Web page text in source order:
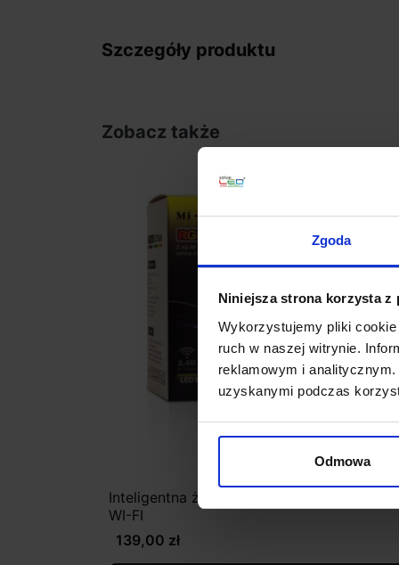
Zgoda
Niniejsza strona korzysta z
Wykorzystujemy pliki
ruch w naszej witrynie.
reklamowym i
uzyskanymi podczas
Odmowa
Szczegóły produktu
Zobacz także
Inteligentna żarówka LED 8W RGB+CCT
WI-FI
139,00 zł